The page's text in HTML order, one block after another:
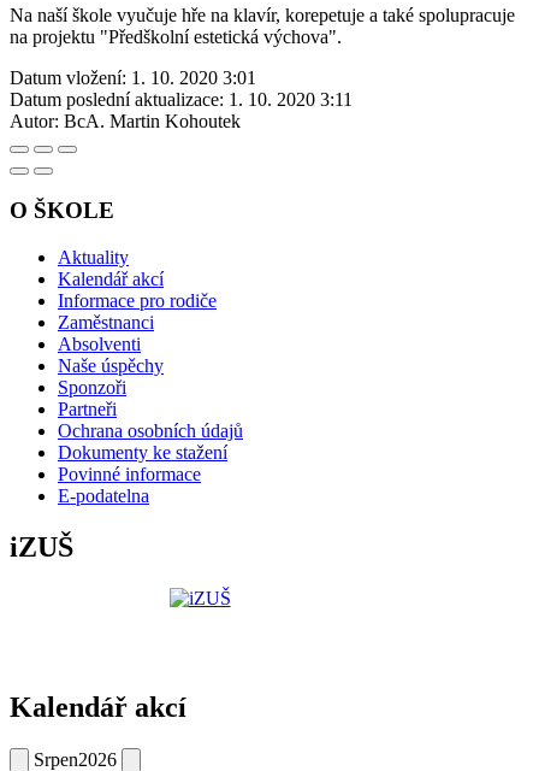
Na naší škole vyučuje hře na klavír, korepetuje a také spolupracuje
na projektu "Předškolní estetická výchova".
Datum vložení: 1. 10. 2020 3:01
Datum poslední aktualizace: 1. 10. 2020 3:11
Autor: BcA. Martin Kohoutek
O ŠKOLE
Aktuality
Kalendář akcí
Informace pro rodiče
Zaměstnanci
Absolventi
Naše úspěchy
Sponzoři
Partneři
Ochrana osobních údajů
Dokumenty ke stažení
Povinné informace
E-podatelna
iZUŠ
Kalendář akcí
Srpen2026